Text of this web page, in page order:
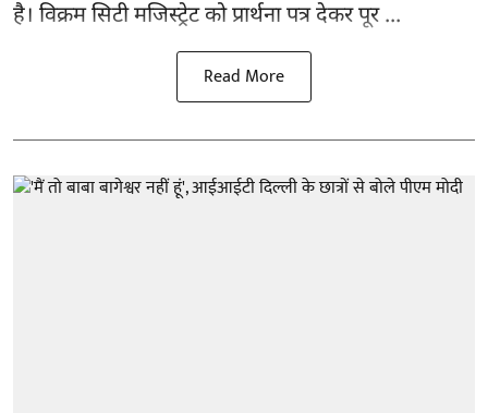
है। विक्रम सिटी मजिस्ट्रेट को प्रार्थना पत्र देकर पूर ...
Read More